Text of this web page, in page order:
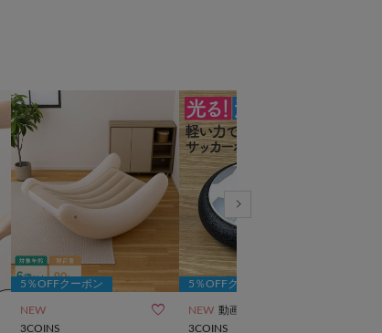
5％OFFクーポン
NEW 
3COINS
5％OFFクーポン
NEW 動画
3COINS